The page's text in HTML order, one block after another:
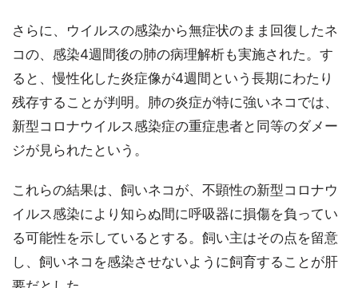
さらに、ウイルスの感染から無症状のまま回復したネ
コの、感染4週間後の肺の病理解析も実施された。す
ると、慢性化した炎症像が4週間という長期にわたり
残存することが判明。肺の炎症が特に強いネコでは、
新型コロナウイルス感染症の重症患者と同等のダメー
ジが見られたという。
これらの結果は、飼いネコが、不顕性の新型コロナウ
イルス感染により知らぬ間に呼吸器に損傷を負ってい
る可能性を示しているとする。飼い主はその点を留意
し、飼いネコを感染させないように飼育することが肝